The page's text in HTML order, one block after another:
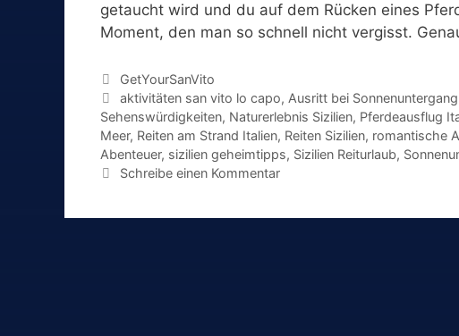
getaucht wird und du auf dem Rücken eines
Moment, den man so schnell nicht vergisst.
Kategorien
GetYourSanVito
Schlagwörter
aktivitäten san vito lo capo, Ausritt bei Sonnenuntergang
Sehenswürdigkeiten, Naturerlebnis Sizilien, Pferdeausflug
Meer, Reiten am Strand Italien, Reiten Sizilien, romantische
Abenteuer, sizilien geheimtipps, Sizilien Reiturlaub,
Schreibe einen Kommentar